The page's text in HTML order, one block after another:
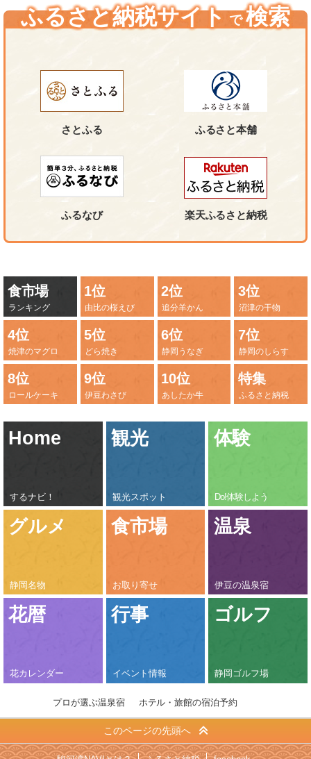
ふるさと納税サイト で検索
さとふる ふるさと本舗
ふるなび 楽天ふるさと納税
食市場
ランキング
1位
由比の桜えび
2位
追分羊かん
3位
沼津の干物
4位
焼津のマグロ
5位
どら焼き
6位
静岡うなぎ
7位
静岡のしらす
8位
ロールケーキ
9位
伊豆わさび
10位
あしたか牛
特集
ふるさと納税
Home
するナビ！
観光
観光スポット
体験
Do!体験しよう
グルメ
静岡名物
食市場
お取り寄せ
温泉
伊豆の温泉宿
花暦
花カレンダー
行事
イベント情報
ゴルフ
静岡ゴルフ場
プロが選ぶ温泉宿 ホテル・旅館の宿泊予約
このページの先頭へ